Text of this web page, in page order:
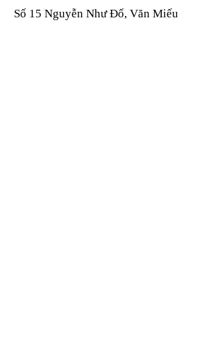
Số 15 Nguyễn Như Đổ, Văn Miếu​​​​